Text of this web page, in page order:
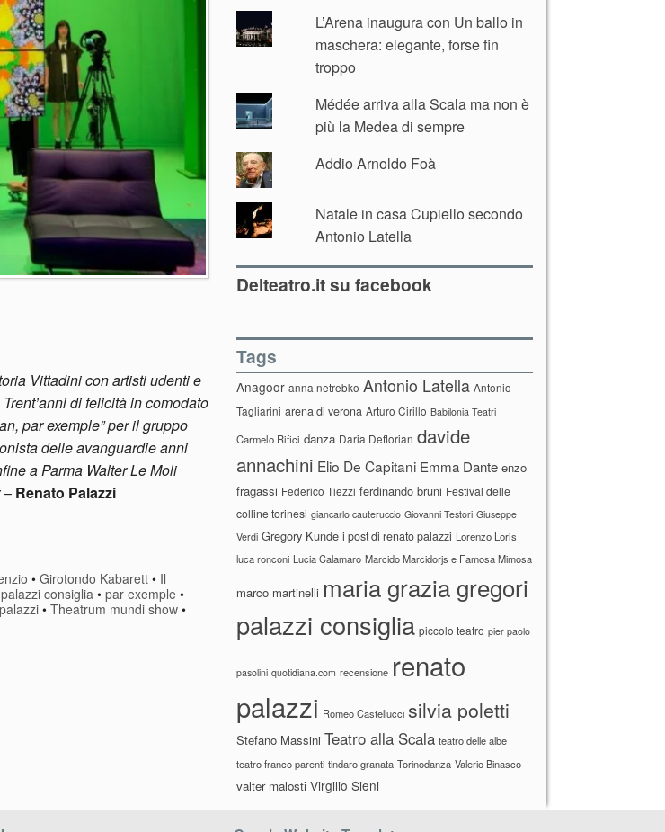
Vittadini con artisti udenti e
di felicità in comodato
par exemple” per il gruppo
delle avanguardie anni
a Parma Walter Le Moli
– Renato Palazzi
•Girotondo Kabarett • Il
palazzi consiglia • par exemple •
• Theatrum mundi show •
L’Arena inaugura con Un ballo in
maschera: elegante, forse fin
troppo
Médée arriva alla Scala ma non è
più la Medea di sempre
Addio Arnoldo Foà
Natale in casa Cupiello secondo
Antonio Latella
Delteatro.it su facebook
Tags
Anagoor anna netrebko Antonio Latella Antonio
Tagliarini arena di verona Arturo Cirillo Babilonia Teatri
Carmelo Rifici danza Daria Deflorian davide
annachini Elio De Capitani Emma Dante enzo
fragassi Federico Tiezzi ferdinando bruni Festival delle
colline torinesi giancarlo cauteruccio Giovanni Testori Giuseppe
Verdi Gregory Kunde i post di renato palazzi Lorenzo Loris
luca ronconi Lucia Calamaro Marcido Marcidorjs e Famosa Mimosa
marco martinelli maria grazia gregori
palazzi consiglia piccolo teatro pier paolo
pasolini quotidiana.com recensione renato
palazzi Romeo Castellucci silvia poletti
Stefano Massini Teatro alla Scala teatro delle albe
teatro franco parenti tindaro granata Torinodanza Valerio Binasco
valter malosti Virgilio Sieni